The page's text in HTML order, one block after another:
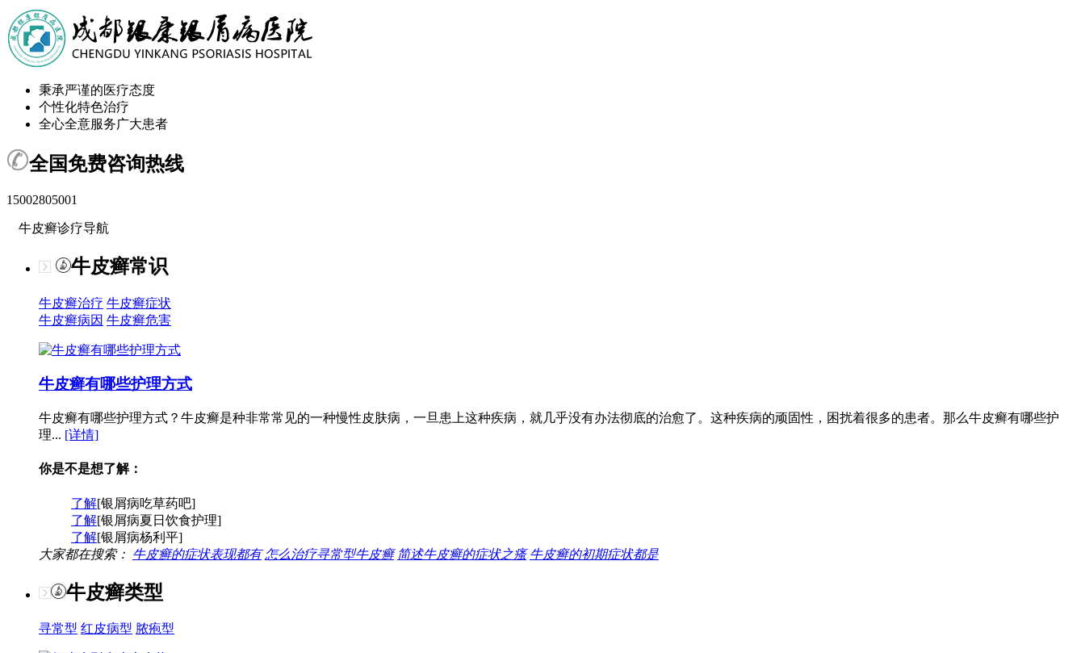
秉承严谨的医疗态度
个性化特色治疗
全心全意服务广大患者
全国免费咨询热线
15002805001
牛皮癣诊疗导航
牛皮癣常识
牛皮癣治疗 牛皮癣症状
牛皮癣病因 牛皮癣危害
牛皮癣有哪些护理方式
牛皮癣有哪些护理方式？牛皮癣是种非常常见的一种慢性皮肤病，一旦患上这种疾病，就几乎没有办法彻底的治愈了。这种疾病的顽固性，困扰着很多的患者。那么牛皮癣有哪些护
理... [详情]
你是不是想了解：
了解[银屑病吃草药吧]
了解[银屑病夏日饮食护理]
了解[银屑病杨利平]
大家都在搜索： 牛皮癣的症状表现都有 怎么治疗寻常型牛皮癣 简述牛皮癣的症状之瘙 牛皮癣的初期症状都是
牛皮癣类型
寻常型 红皮病型 脓疱型